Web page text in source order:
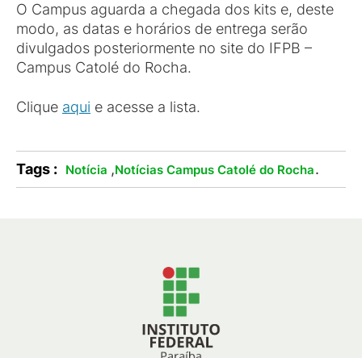
O Campus aguarda a chegada dos kits e, deste
modo, as datas e horários de entrega serão
divulgados posteriormente no site do IFPB –
Campus Catolé do Rocha.
Clique aqui e acesse a lista.
Tags : Notícia ,Notícias Campus Catolé do Rocha.